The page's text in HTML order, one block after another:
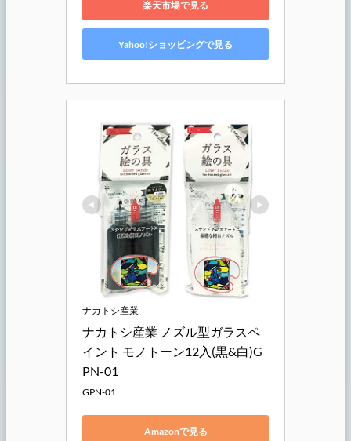
楽天市場で見る
Yahoo!ショッピングで見る
ナカトシ産業
ナカトシ産業 ノズル型ガラスペ
イント モノトーン12入(黒&白)G
PN-01
GPN-01
Amazonで見る